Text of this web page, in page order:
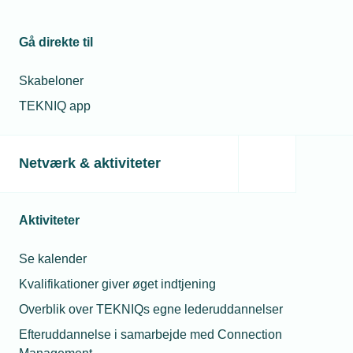
Gå direkte til
Skabeloner
TEKNIQ app
Netværk & aktiviteter
Aktiviteter
Se kalender
Kvalifikationer giver øget indtjening
Overblik over TEKNIQs egne lederuddannelser
Efteruddannelse i samarbejde med Connection